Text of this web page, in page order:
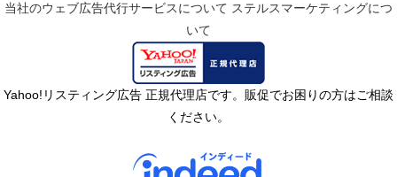
当社のウェブ広告代行サービスについて ステルスマーケティングにつ
いて
Yahoo!リスティング広告 正規代理店です。販促でお困りの方はご相談
ください。